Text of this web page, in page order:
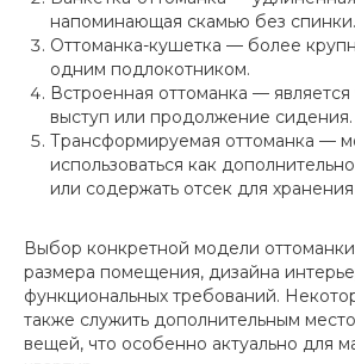
напоминающая скамью без спинки.
Оттоманка-кушетка — более
одним подлокотником.
Встроенная оттоманка —
выступ или продолжение сидения.
Трансформируемая оттоманка —
использоваться как
или содержать отсек для
Выбор конкретной модели оттоманки
размера помещения, дизайна
функциональных требований.
также служить дополнительным
вещей, что особенно актуально для